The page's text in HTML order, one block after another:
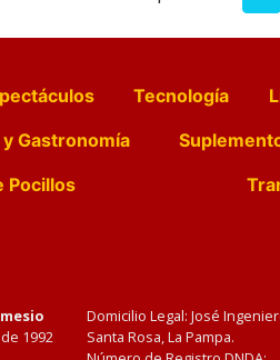
Tecnología
Gastronomía
Pocillos
1992
Domicilio Legal: José
Santa Rosa, La Pampa.